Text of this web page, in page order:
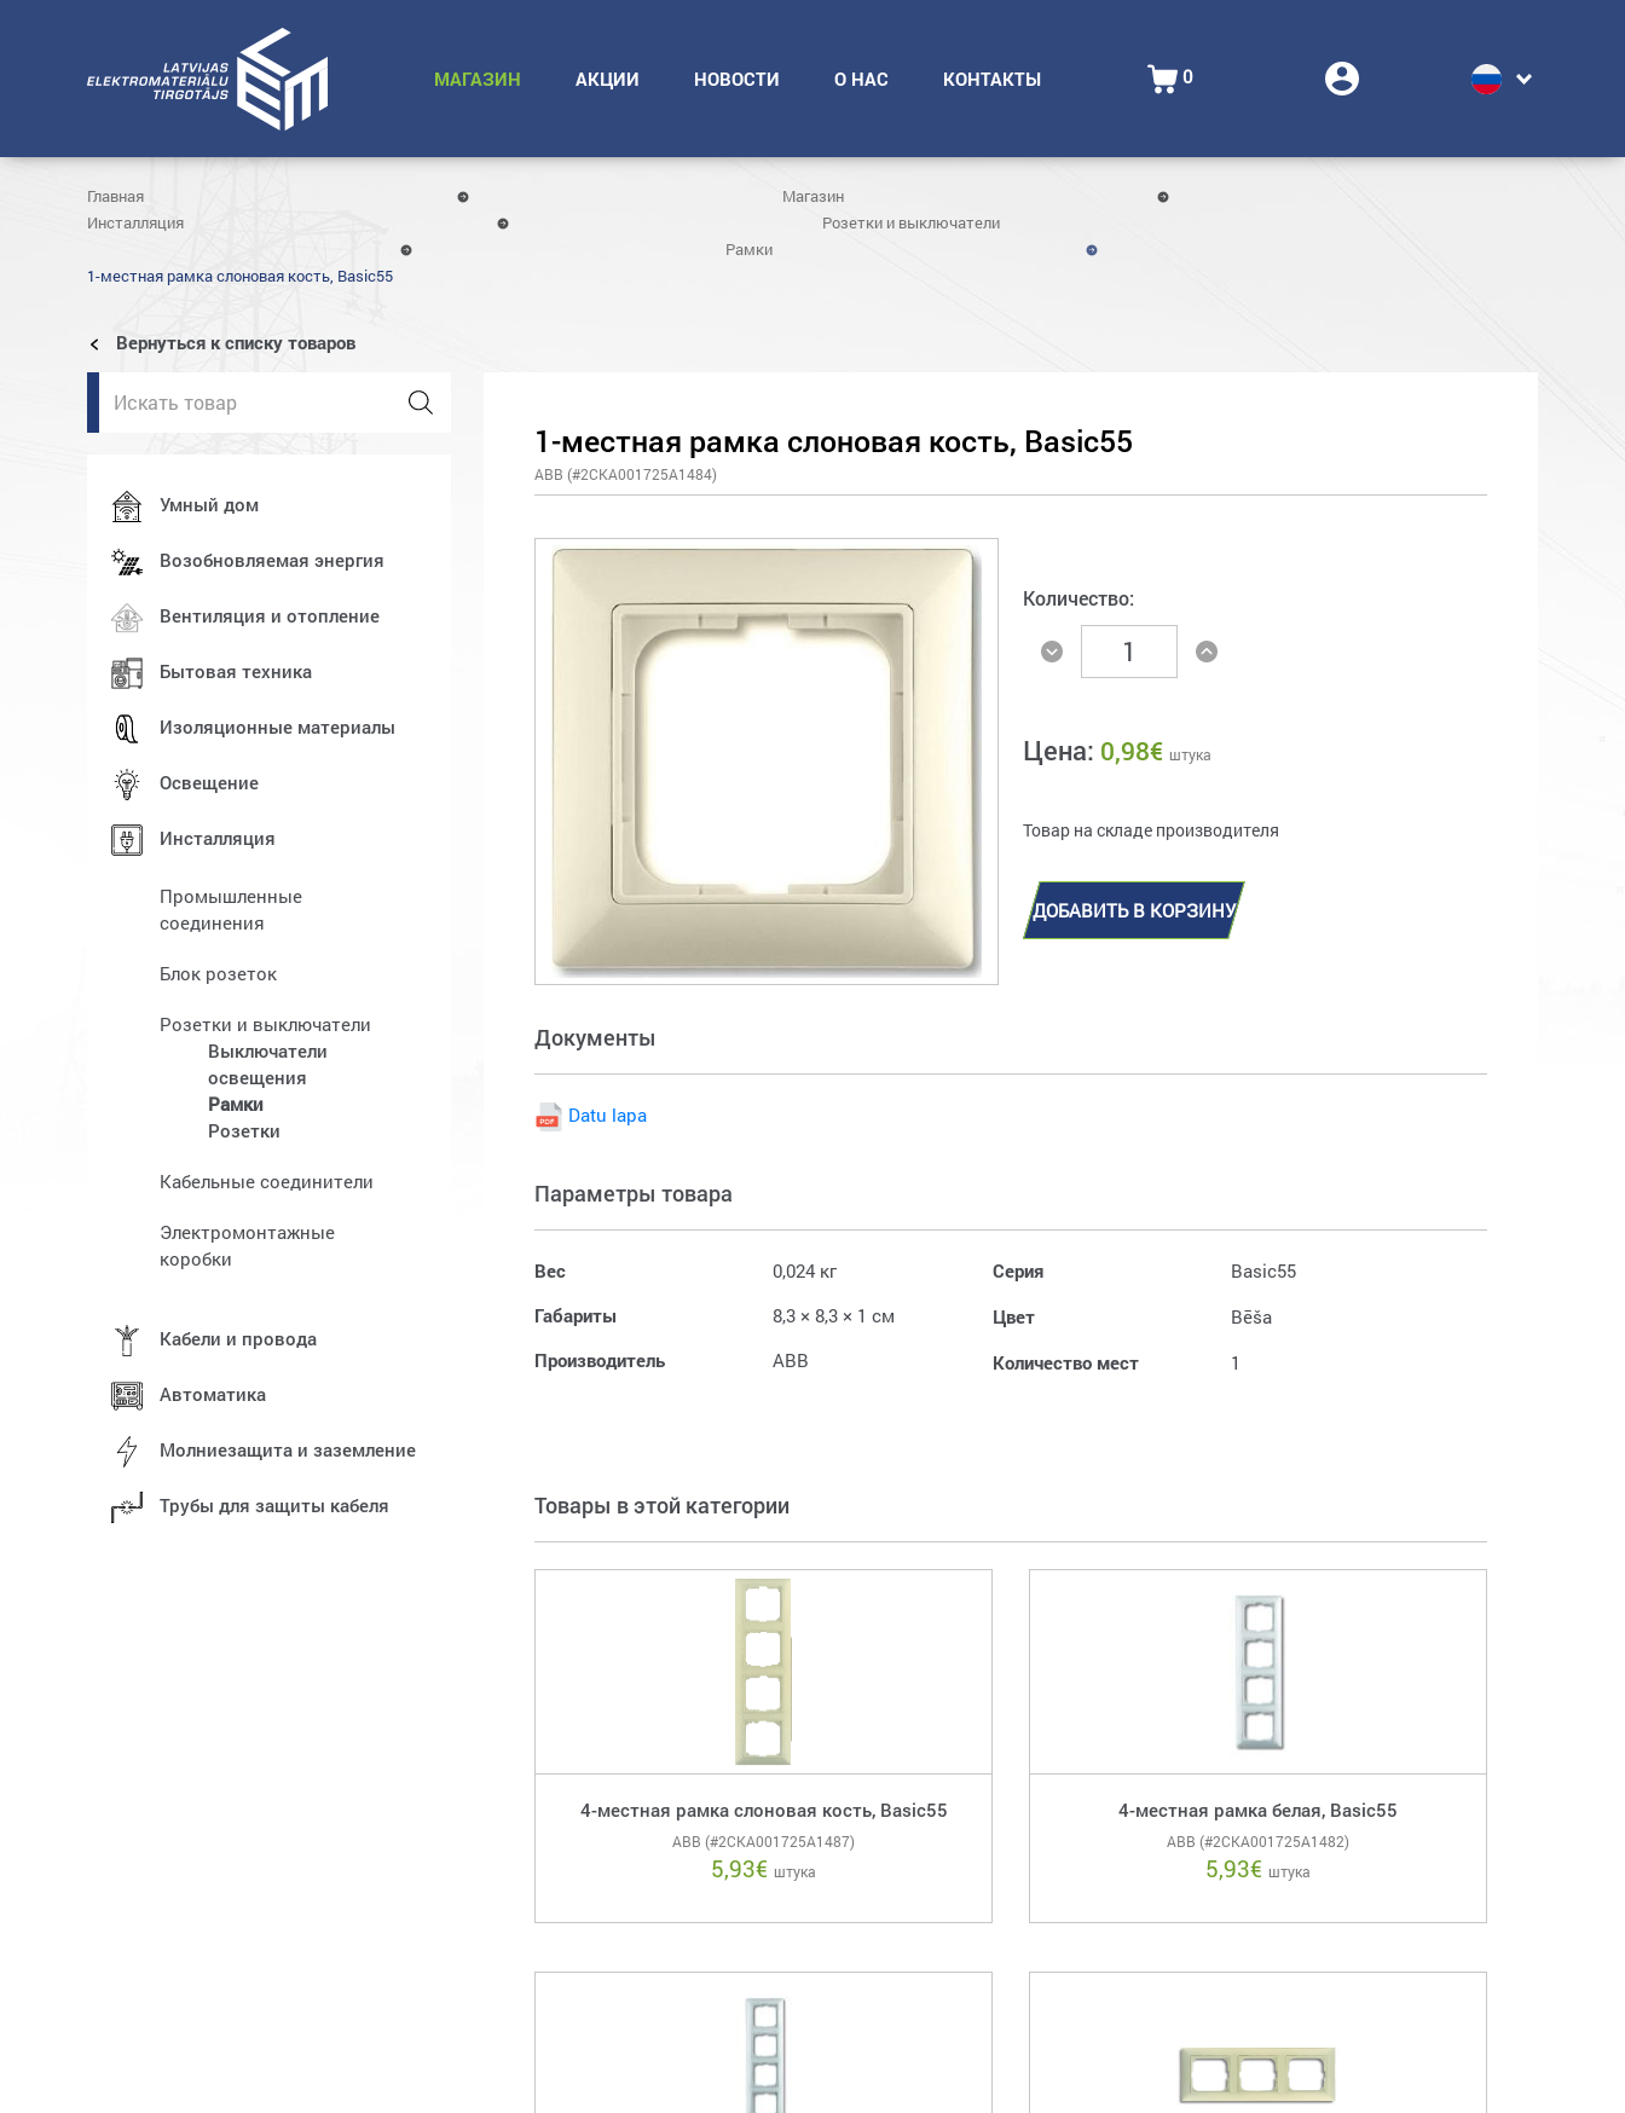
МАГАЗИН АКЦИИ НОВОСТИ О НАС КОНТАКТЫ 0
Главная
Магазин
Инсталляция
Розетки и выключатели
Рамки
1-местная рамка слоновая кость, Basic55
Вернуться к списку товаров
Поиск
товаров
Умный дом
Возобновляемая энергия
Вентиляция и отопление
Бытовая техника
Изоляционные материалы
Oсвещение
Инсталляция
Промышленные
соединения
Блок розеток
Розетки и выключатели
Выключатели
освещения
Рамки
Розетки
Кабельные соединители
Электромонтажные
коробки
Кабели и провода
Автоматика
Молниезащита и заземление
Трубы для защиты кабеля
1-местная рамка слоновая кость, Basic55
ABB (#2CKA001725A1484)
Количество:
Цена: 0,98€ штука
Товар на складе производителя
ДОБАВИТЬ В КОРЗИНУ
Документы
Datu lapa
Параметры товара
Вес
0,024 кг
Габариты
8,3 × 8,3 × 1 см
Производитель
ABB
Серия
Basic55
Цвет
Bēša
Количество мест
1
Товары в этой категории
4-местная рамка слоновая кость, Basic55
ABB (#2CKA001725A1487)
5,93€ штука
4-местная рамка белая, Basic55
ABB (#2CKA001725A1482)
5,93€ штука